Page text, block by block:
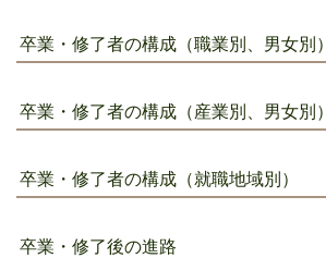
卒業・修了者の構成（職業別、男女別）
卒業・修了者の構成（産業別、男女別）
卒業・修了者の構成（就職地域別）
卒業・修了後の進路